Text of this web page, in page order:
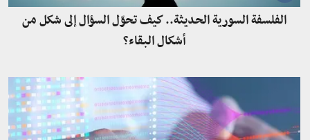
الفلسفة السورية الحديثة.. كيف تحوّل السؤال إلى شكل من
أشكال البقاء؟